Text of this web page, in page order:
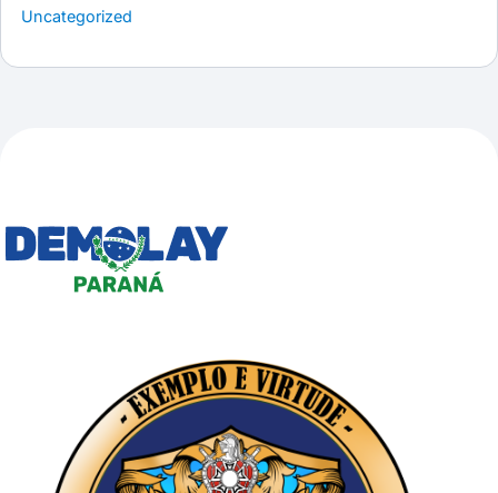
Uncategorized